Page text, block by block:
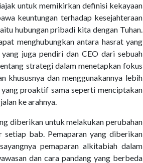
untuk memikirkan definisi kekayaan
keuntungan terhadap kesejahteraan
hubungan pribadi kita dengan Tuhan.
menghubungkan antara hasrat yang
juga pendiri dan CEO dari sebuah
strategi dalam menetapkan fokus
khususnya dan menggunakannya lebih
proaktif sama seperti menciptakan
ke arahnya.
diberikan untuk melakukan perubahan
bab. Pemaparan yang diberikan
pemaparan alkitabiah dalam
dan cara pandang yang berbeda